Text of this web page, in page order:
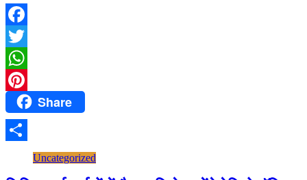
Facebook
Twitter
WhatsApp
PinterestShare
Uncategorized